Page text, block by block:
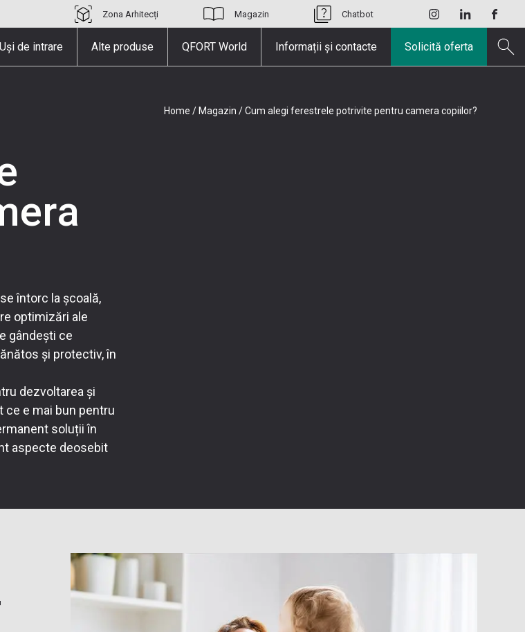
Zona Arhitecți Magazin Chatbot
Uși de intrare Alte produse QFORT World Informații și contacte Solicită oferta
Home / Magazin /Cum alegi ferestrele potrivite pentru camera copiilor?
întorc la școală,
optimizări ale
gândești ce
și protectiv, în
dezvoltarea și
ce e mai bun pentru
soluții în
aspecte deosebit